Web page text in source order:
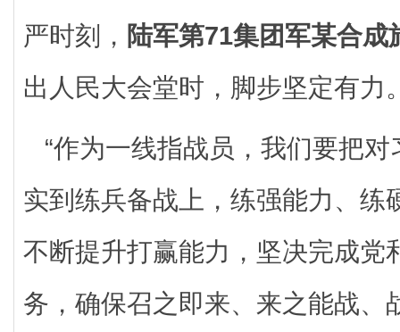
严时刻， 陆军第71集团军某合成
出人民大会堂时，脚步坚定有力
“作为一线指战员，我们要把
实到练兵备战上，练强能力、练
不断提升打赢能力，坚决完成党
务，确保召之即来、来之能战、